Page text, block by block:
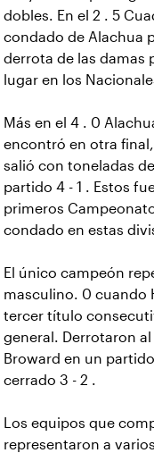
dobles. En el 2 . 5
condado de Alachua
derrota de las damas
lugar en los
Más en el 4 . 0
encontró en otra
salió con toneladas
partido 4 - 1 . Estos
primeros
condado en estas
El único campeón
masculino. 0 cuando
tercer título
general. Derrotaron
Broward en un
cerrado 3 - 2 .
Los equipos que
representaron a